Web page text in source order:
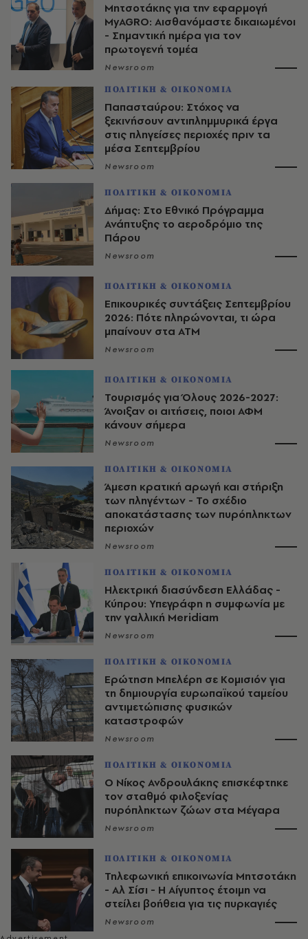
Μητσοτάκης για την εφαρμογή
MyAGRO: Αισθανόμαστε δικαιωμένοι
- Σημαντική ημέρα για τον
πρωτογενή τομέα
Newsroom
ΠΟΛΙΤΙΚΗ & ΟΙΚΟΝΟΜΙΑ
Παπασταύρου: Στόχος να
ξεκινήσουν αντιπλημμυρικά έργα
στις πληγείσες περιοχές πριν τα
μέσα Σεπτεμβρίου
Newsroom
ΠΟΛΙΤΙΚΗ & ΟΙΚΟΝΟΜΙΑ
Δήμας: Στο Εθνικό Πρόγραμμα
Ανάπτυξης το αεροδρόμιο της
Πάρου
Newsroom
ΠΟΛΙΤΙΚΗ & ΟΙΚΟΝΟΜΙΑ
Επικουρικές συντάξεις Σεπτεμβρίου
2026: Πότε πληρώνονται, τι ώρα
μπαίνουν στα ΑΤΜ
Newsroom
ΠΟΛΙΤΙΚΗ & ΟΙΚΟΝΟΜΙΑ
Τουρισμός για Όλους 2026-2027:
Άνοιξαν οι αιτήσεις, ποιοι ΑΦΜ
κάνουν σήμερα
Newsroom
ΠΟΛΙΤΙΚΗ & ΟΙΚΟΝΟΜΙΑ
Άμεση κρατική αρωγή και στήριξη
των πληγέντων - Το σχέδιο
αποκατάστασης των πυρόπληκτων
περιοχών
Newsroom
ΠΟΛΙΤΙΚΗ & ΟΙΚΟΝΟΜΙΑ
Ηλεκτρική διασύνδεση Ελλάδας -
Κύπρου: Υπεγράφη η συμφωνία με
την γαλλική Meridiam
Newsroom
ΠΟΛΙΤΙΚΗ & ΟΙΚΟΝΟΜΙΑ
Ερώτηση Μπελέρη σε Κομισιόν για
τη δημιουργία ευρωπαϊκού ταμείου
αντιμετώπισης φυσικών
καταστροφών
Newsroom
ΠΟΛΙΤΙΚΗ & ΟΙΚΟΝΟΜΙΑ
Ο Νίκος Ανδρουλάκης επισκέφτηκε
τον σταθμό φιλοξενίας
πυρόπληκτων ζώων στα Μέγαρα
Newsroom
ΠΟΛΙΤΙΚΗ & ΟΙΚΟΝΟΜΙΑ
Τηλεφωνική επικοινωνία Μητσοτάκη
- Αλ Σίσι - H Αίγυπτος έτοιμη να
στείλει βοήθεια για τις πυρκαγιές
Newsroom